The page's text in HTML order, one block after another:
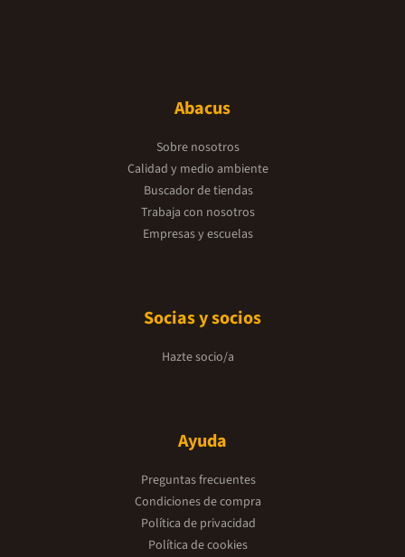
Abacus
Sobre nosotros
Calidad y medio ambiente
Buscador de tiendas
Trabaja con nosotros
Empresas y escuelas
Socias y socios
Hazte socio/a
Ayuda
Preguntas frecuentes
Condiciones de compra
Política de privacidad
Política de cookies